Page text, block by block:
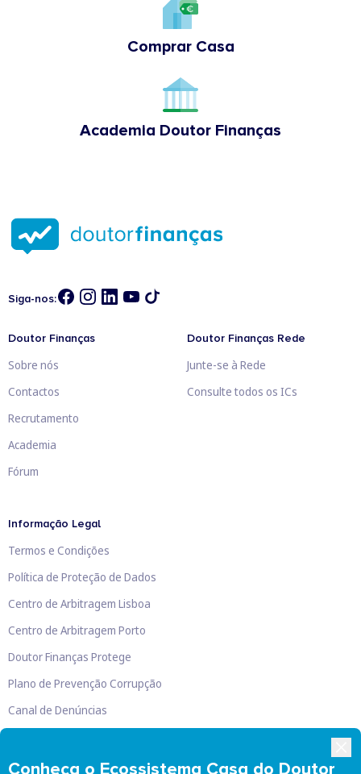
Comprar Casa
Academia Doutor Finanças
Conheça o Ecossistema Casa do Doutor
Siga-nos:
Doutor Finanças
Sobre nós
Contactos
Recrutamento
Academia
Fórum
Doutor Finanças Rede
Junte-se à Rede
Consulte todos os ICs
Informação Legal
Termos e Condições
Política de Proteção de Dados
Centro de Arbitragem Lisboa
Centro de Arbitragem Porto
Doutor Finanças Protege
Plano de Prevenção Corrupção
Canal de Denúncias